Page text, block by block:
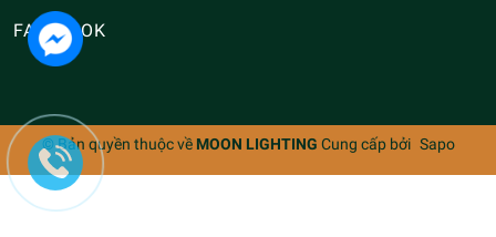
FACEBOOK
© Bản quyền thuộc về MOON LIGHTING Cung cấp bởi Sapo